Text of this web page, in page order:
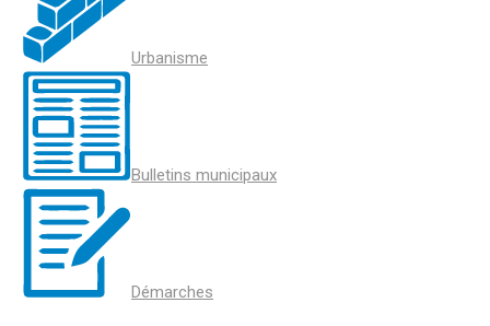
Urbanisme
Bulletins municipaux
Démarches